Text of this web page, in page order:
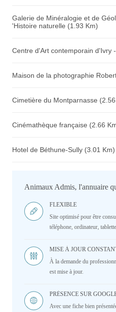
Galerie de Minéralogie et de
'Histoire naturelle (1.93 Km)
Centre d'Art contemporain d'Ivry
Maison de la photographie
Cimetière du Montparnasse
Cinémathèque française (2.66
Hotel de Béthune-Sully (3.01 Km)
Animaux Admis, l'annuaire
FLEXIBLE
Site optimisé pour être
téléphone, ordinateur,
MISE À JOUR
À la demande du
est mise à jour.
PRÉSENCE SUR
Avec une fiche bien